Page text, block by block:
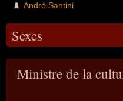
André Santini
Sexes
Ministre de la